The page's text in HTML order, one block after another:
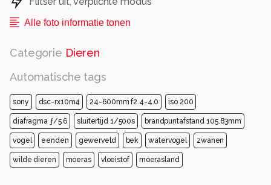
Alle foto informatie tonen
Categorie Dieren
Automatische tags
sony dsc-rx10m4 24-600mm f2.4-4.0 iso 200
diafragma ƒ/5.6 sluitertijd 1/500s brandpuntafstand 105.83mm
vogel eenden gewerveld bek watervogel zwanen
wilde dieren moeras vloeistof moerasland